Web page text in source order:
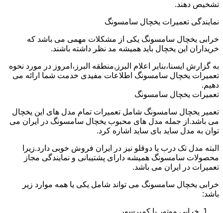
تشخیص دهند.
نمایندگی تعمیرات یخچال سامسونگ
خرابی یخچال سامسونگ یکی از مشکلات مهمی می باشد که
خریداران این یخچال باید همیشه مد نظر داشته باشند.
به گزارش ایسنا،بنابر اعلام البرز,منطقه البرز،امروز در مورد نحوه
تعمیرات یخچال سامسونگ اطلاعات مفیدی خدمت شما ارائه می
دهیم.
تعمیرات یخچال سامسونگ
تعمیر یخچال سامسونگ شامل تعمیرات تمام مدل های این یخچال
می باشد.از جمله مدل های محبوب یخچال سامسونگ در ایران می
توان به مدل ساید بای ساید اشاره کرد.
البته مدل تک درب یا دوقلو نیز در ایران فروش خوبی دارد.زیرا
محصولات سامسونگ همیشه دارای پشتیبانی و نمایندگی مجاز
تعمیرات در ایران می باشد.
خرابی یخچال سامسونگ می تواند شامل یکی یا همه موارد زیر
باشد:
خرابی موتور یا کمپرسور